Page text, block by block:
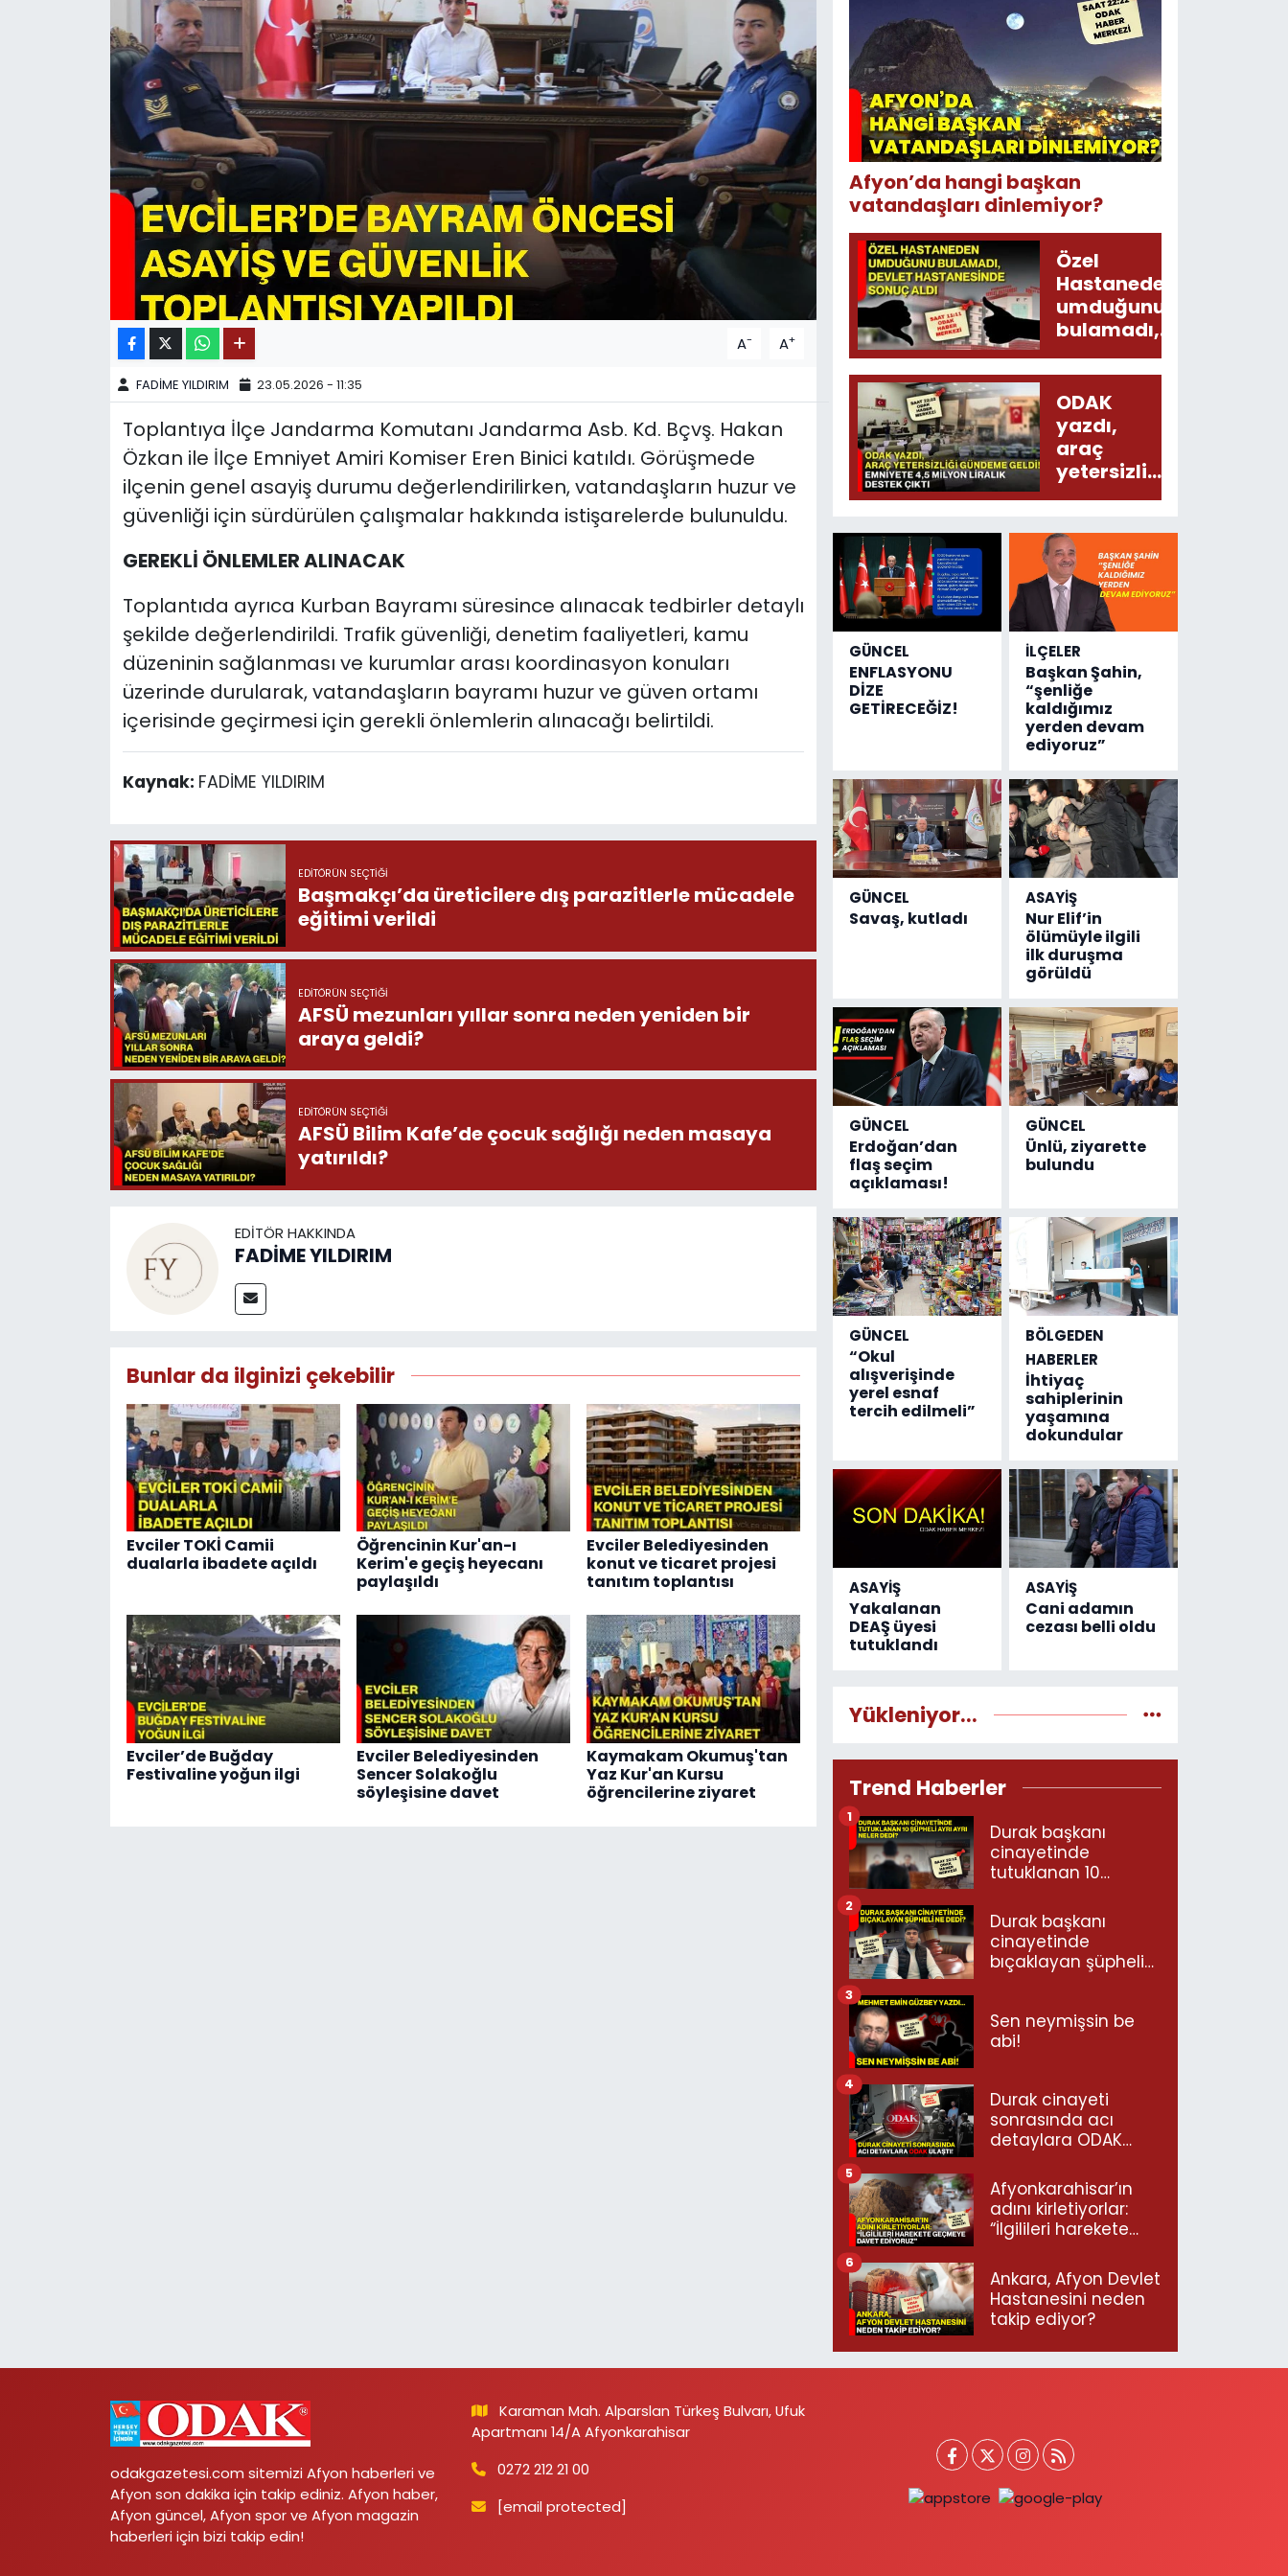
A- A+
FADİME YILDIRIM 23.05.2026 - 11:35
Toplantıya İlçe Jandarma Komutanı Jandarma Asb. Kd. Bçvş. Hakan
Özkan ile İlçe Emniyet Amiri Komiser Eren Binici katıldı. Görüşmede
ilçenin genel asayiş durumu değerlendirilirken, vatandaşların huzur ve
güvenliği için sürdürülen çalışmalar hakkında istişarelerde bulunuldu.
GEREKLİ ÖNLEMLER ALINACAK
Toplantıda ayrıca Kurban Bayramı süresince alınacak tedbirler detaylı
şekilde değerlendirildi. Trafik güvenliği, denetim faaliyetleri, kamu
düzeninin sağlanması ve kurumlar arası koordinasyon konuları
üzerinde durularak, vatandaşların bayramı huzur ve güven ortamı
içerisinde geçirmesi için gerekli önlemlerin alınacağı belirtildi.
Kaynak: FADİME YILDIRIM
EDITÖRÜN SEÇTIĞI
Başmakçı’da üreticilere dış parazitlerle mücadele
eğitimi verildi
EDITÖRÜN SEÇTIĞI
AFSÜ mezunları yıllar sonra neden yeniden bir
araya geldi?
EDITÖRÜN SEÇTIĞI
AFSÜ Bilim Kafe’de çocuk sağlığı neden masaya
yatırıldı?
EDITÖR HAKKINDA
FADİME YILDIRIM
Bunlar da ilginizi çekebilir
Evciler TOKİ Camii
dualarla ibadete açıldı
Öğrencinin Kur'an-ı
Kerim'e geçiş heyecanı
paylaşıldı
Evciler Belediyesinden
konut ve ticaret projesi
tanıtım toplantısı
Evciler’de Buğday
Festivaline yoğun ilgi
Evciler Belediyesinden
Sencer Solakoğlu
söyleşisine davet
Kaymakam Okumuş'tan
Yaz Kur'an Kursu
öğrencilerine ziyaret
Afyon’da hangi başkan
vatandaşları dinlemiyor?
Özel
Hastaneden
umduğunu
bulamadı,
Devlet
Hastanesinde
sonuç aldı
ODAK
yazdı,
araç
yetersizliği
gündeme
Emniyete
4,5 milyon
liralık
destek
çıktı
GÜNCEL
ENFLASYONU
DİZE
GETİRECEĞİZ!
İLÇELER
Başkan Şahin,
“şenliğe
kaldığımız
yerden devam
ediyoruz”
GÜNCEL
Savaş, kutladı
ASAYİŞ
Nur Elif’in
ölümüyle ilgili
ilk duruşma
görüldü
GÜNCEL
Erdoğan’dan
flaş seçim
açıklaması!
GÜNCEL
Ünlü, ziyarette
bulundu
GÜNCEL
“Okul
alışverişinde
yerel esnaf
tercih edilmeli”
BÖLGEDEN
HABERLER
İhtiyaç
sahiplerinin
yaşamına
dokundular
ASAYİŞ
Yakalanan
DEAŞ üyesi
tutuklandı
ASAYİŞ
Cani adamın
cezası belli oldu
Yükleniyor...
Trend Haberler
Durak başkanı
cinayetinde
tutuklanan 10
neler dedi?
1
Durak başkanı
cinayetinde
bıçaklayan şüpheli
2
Sen neymişsin be
abi!
3
Durak cinayeti
sonrasında acı
detaylara ODAK
4
Afyonkarahisar’ın
adını kirletiyorlar:
“İlgilileri harekete
ediyoruz”
5
Ankara, Afyon Devlet
Hastanesini neden
takip ediyor?
6
odakgazetesi.com sitemizi Afyon haberleri ve
Afyon son dakika için takip ediniz. Afyon haber,
Afyon güncel, Afyon spor ve Afyon magazin
haberleri için bizi takip edin!
Karaman Mah. Alparslan Türkeş Bulvarı, Ufuk
Apartmanı 14/A Afyonkarahisar
0272 212 21 00
[email protected]
11:11 MANŞET